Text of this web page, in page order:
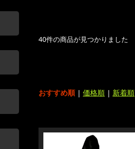
40件の商品が見つかりました
おすすめ順| 価格順 | 新着順